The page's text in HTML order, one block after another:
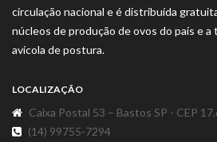
circulação nacional e é distribuída
núcleos de produção de ovos do país e a
avícola de postura.
LOCALIZAÇÃO
Caixa Postal 53 – Bastos SP - CEP
(14) 99755-7294